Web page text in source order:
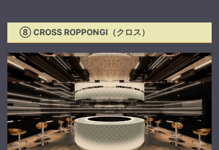
⑧ CROSS ROPPONGI（クロス）